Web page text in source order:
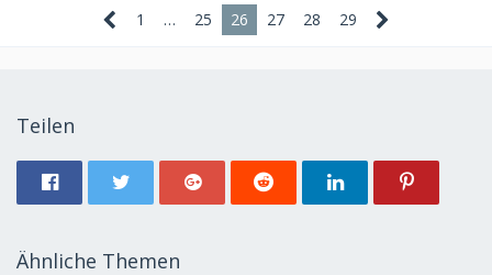
1 … 25 26 27 28 29
Teilen
Ähnliche Themen